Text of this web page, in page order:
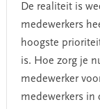
De realiteit is
medewerkers
hoogste
is. Hoe zorg je
medewerker
medewerkers in